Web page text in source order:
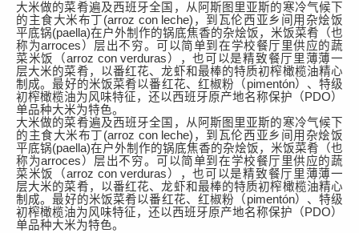
大米做的菜肴遍及西班牙全国，从阿斯图里亚斯的寒冷气候下
的主食大米布丁(arroz con leche)， 到瓦伦西亚 乡间 用 杂烩饭
平底锅(paella)在户外制作的锅底焦香的杂烩饭，米饭菜肴 （也
称为arroces ） 层出不穷。可以简单到在学校餐厅里供应的蔬
菜米饭（arroz con verduras ） ，也可以是精致餐厅里薄薄一
层大米的菜肴，以番红花、龙虾和最棒的特质初榨橄榄油精心
制成。最好的米饭菜肴以番红花、 红椒粉（ pimentón）、特级
初榨橄榄油为风味特征，还以西班牙原产地名称保护（ PDO）
单品种大米为特色。
大米做的菜肴遍及西班牙全国，从阿斯图里亚斯的寒冷气候下
的主食大米布丁(arroz con leche)， 到瓦伦西亚 乡间 用 杂烩饭
平底锅(paella)在户外制作的锅底焦香的杂烩饭，米饭菜肴 （也
称为arroces ） 层出不穷。可以简单到在学校餐厅里供应的蔬
菜米饭（arroz con verduras ） ，也可以是精致餐厅里薄薄一
层大米的菜肴，以番红花、龙虾和最棒的特质初榨橄榄油精心
制成。最好的米饭菜肴以番红花、 红椒粉（ pimentón）、特级
初榨橄榄油为风味特征，还以西班牙原产地名称保护（ PDO）
单品种大米为特色。